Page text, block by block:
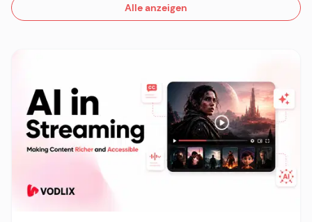
Alle anzeigen